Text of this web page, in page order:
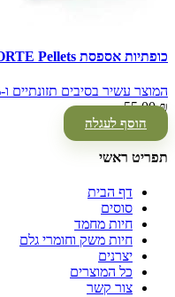
כופתיות אספסת FORTE Pellets
המוצר עשיר בסיבים תזונתיים ו-16% חלבון טבעי, תורם לעיכול תקין,…
55.00₪
הוסף לעגלה
תפריט ראשי
דף הבית
סוסים
חיות מחמד
חיות משק וחומרי גלם
יצרנים
כל המוצרים
צור קשר